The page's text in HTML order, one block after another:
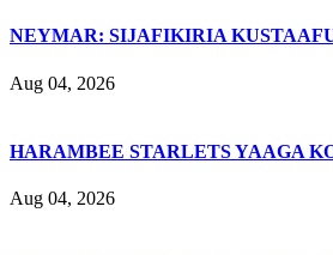
NEYMAR: SIJAFIKIRIA
Aug 04, 2026
HARAMBEE STARLETS YAAGA
Aug 04, 2026